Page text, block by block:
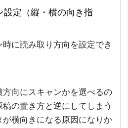
設定（縦・横の向き指
に読み取り方向を設定でき
向にスキャンかを選べるの
の置き方と逆にしてしまう
が横向きになる原因になりか